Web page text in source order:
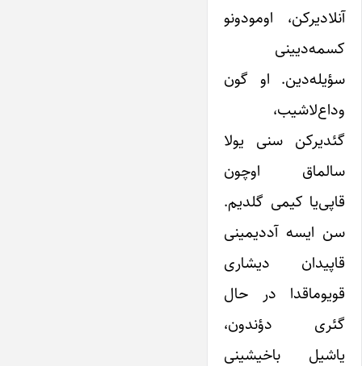
آنلادیرکن، اومودونو
کسمه‌دیینی
سؤیله‌دین. او گون
وداع‌لاشیب،
گئدیرکن سنی یولا
سالماق اوچون
قاپی‌یا کیمی گلدیم.
سن ایسه آددیمینی
قاپیدان دیشاری
قویوماقدا در حال
گئری دؤندون،
یاشیل باخیشینی